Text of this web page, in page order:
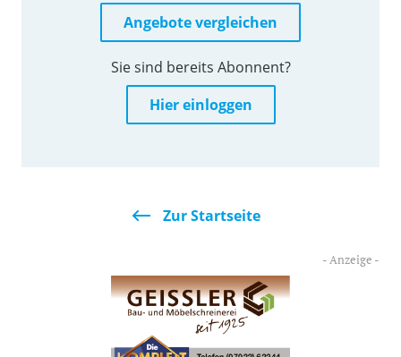
Angebote vergleichen
Sie sind bereits Abonnent?
Hier einloggen
Zur Startseite